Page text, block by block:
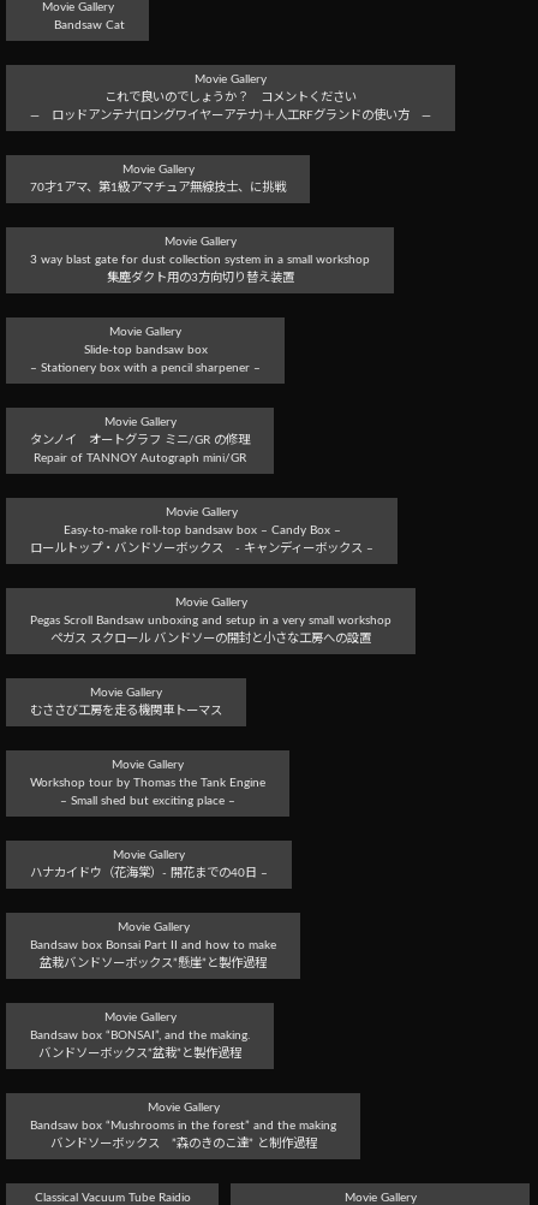
Movie Gallery
Bandsaw Cat
Movie Gallery
これで良いのでしょうか？ コメントください
― ロッドアンテナ(ロングワイヤーアテナ)＋人工RFグランドの使い方 ―
Movie Gallery
70才1アマ、第1級アマチュア無線技士、に挑戦
Movie Gallery
3 way blast gate for dust collection system in a small workshop
集塵ダクト用の3方向切り替え装置
Movie Gallery
Slide-top bandsaw box
– Stationery box with a pencil sharpener –
Movie Gallery
タンノイ オートグラフ ミニ/GR の修理
Repair of TANNOY Autograph mini/GR
Movie Gallery
Easy-to-make roll-top bandsaw box – Candy Box –
ロールトップ・バンドソーボックス - キャンディーボックス –
Movie Gallery
Pegas Scroll Bandsaw unboxing and setup in a very small workshop
ぺガス スクロール バンドソーの開封と小さな工房への設置
Movie Gallery
むささび工房を走る機関車トーマス
Movie Gallery
Workshop tour by Thomas the Tank Engine
– Small shed but exciting place –
Movie Gallery
ハナカイドウ（花海棠）- 開花までの40日 –
Movie Gallery
Bandsaw box Bonsai Part II and how to make
盆栽バンドソーボックス”懸崖”と製作過程
Movie Gallery
Bandsaw box “BONSAI”, and the making.
バンドソーボックス”盆栽”と製作過程
Movie Gallery
Bandsaw box “Mushrooms in the forest” and the making
バンドソーボックス ”森のきのこ達” と制作過程
Classical Vacuum Tube Raidio
Movie Gallery